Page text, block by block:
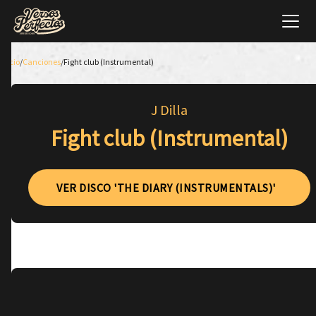
Inicio/Canciones/Fight club (Instrumental)
J Dilla
Fight club (Instrumental)
VER DISCO 'THE DIARY (INSTRUMENTALS)'